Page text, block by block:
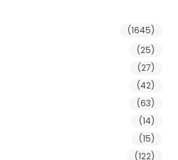
(1645)
(25)
(27)
(42)
(63)
(14)
(15)
(122)